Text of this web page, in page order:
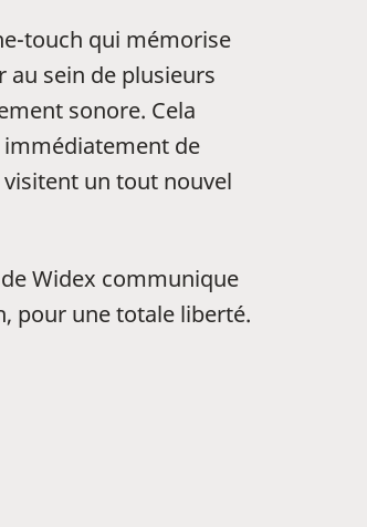
touch qui mémorise
au sein de plusieurs
sonore. Cela
de
un tout nouvel
Widex communique
pour une totale liberté.